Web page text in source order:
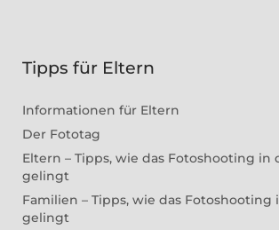
Tipps für Eltern
Informationen für Eltern
Der Fototag
Eltern – Tipps, wie das Fotoshooting in
gelingt
Familien – Tipps, wie das Fotoshooting
gelingt